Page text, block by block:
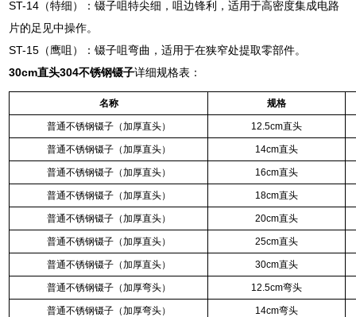
ST-14（特细）：镊子咀特尖细，咀边锋利，适用于高密度集成电路
片的足见中操作。
ST-15（鹰咀）：镊子咀弯曲，适用于在狭窄处提取零部件。
30cm直头304不锈钢镊子详细规格表：
名称 规格
普通不锈钢镊子（加厚直头） 12.5cm直头
普通不锈钢镊子（加厚直头） 14cm直头
普通不锈钢镊子（加厚直头） 16cm直头
普通不锈钢镊子（加厚直头） 18cm直头
普通不锈钢镊子（加厚直头） 20cm直头
普通不锈钢镊子（加厚直头） 25cm直头
普通不锈钢镊子（加厚直头） 30cm直头
普通不锈钢镊子（加厚弯头） 12.5cm弯头
普通不锈钢镊子（加厚弯头） 14cm弯头